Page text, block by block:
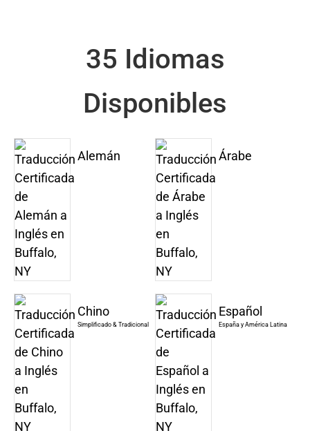
35 Idiomas
Disponibles
Alemán Árabe
Chino
Simplificado & Tradicional
Español
España y América Latina